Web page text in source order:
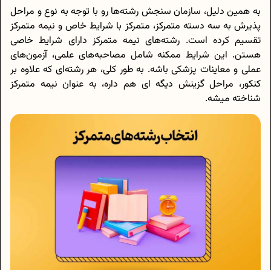
به همین دلیل، سازمان سنجش رشته‌ها رو با توجه به نوع و مراحل
پذیرش‌ به سه دسته متمرکز، متمرکز با شرایط خاص و نیمه متمرکز
تقسیم کرده است. رشته‌های نیمه متمرکز دارای شرایط خاصی
هستن. این شرایط ممکنه شامل مصاحبه‌های علمی، آزمون‌های
عملی و معاینات پزشکی باشه. به طور کلی، هر رشته‌ای که علاوه بر
کنکور، مراحل گزینش دیگه ای هم داره، به عنوان نیمه متمرکز
شناخته میشه.